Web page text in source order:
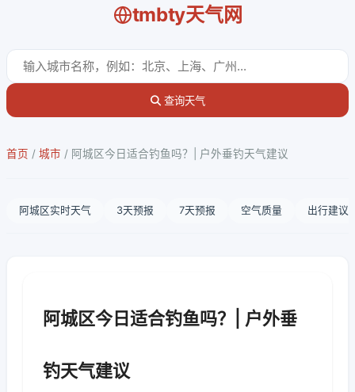
tmbty天气网
查询天气
首页 / 城市 / 阿城区今日适合钓鱼吗？| 户外垂钓天气建议
阿城区实时天气 3天预报 7天预报 空气质量 出行建议
阿城区今日适合钓鱼吗？| 户外垂
钓天气建议